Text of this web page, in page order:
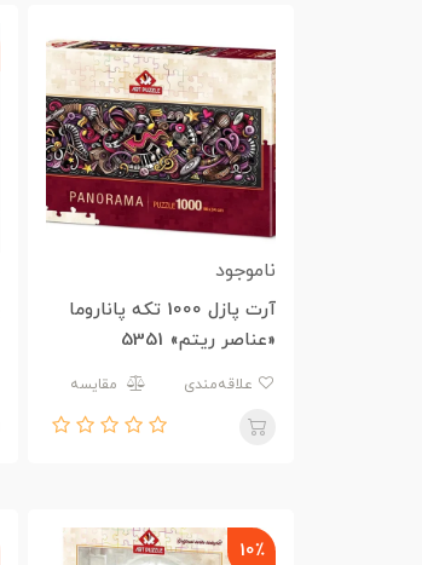
ناموجود
آرت پازل 1000 تکه پاناروما
«عناصر ریتم» 5351
مقایسه
10٪